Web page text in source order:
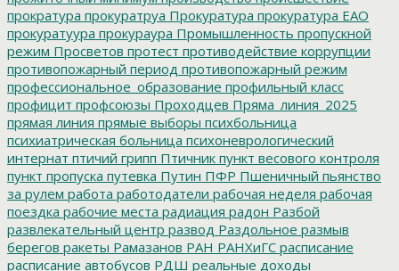
прократура прокуратруа Прокуратура прокуратура ЕАО
прокуратуура прокураура Промышленность пропускной
режим Просветов протест противодействие коррупции
противопожарный период противопожарный режим
профессиональное_образование профильный класс
профицит профсоюзы Проходцев Пряма_линия_2025
прямая линия прямые выборы психбольница
психиатрическая больница психоневрологический
интернат птичий грипп Птичник пункт весового контроля
пункт пропуска путевка Путин ПФР Пшеничный пьянство
за рулем работа работодатели рабочая неделя рабочая
поездка рабочие места радиация радон Разбой
развлекательный центр развод Раздольное размыв
берегов ракеты Рамазанов РАН РАНХиГС расписание
расписание автобусов РДШ реальные доходы